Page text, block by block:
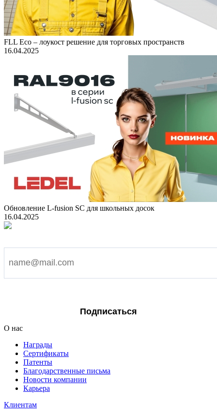
FLL Eco – лоукост решение для торговых пространств
16.04.2025
Обновление L-fusion SC для школьных досок
16.04.2025
Подписаться
О нас
Награды
Сертификаты
Патенты
Благодарственные письма
Новости компании
Карьера
Клиентам